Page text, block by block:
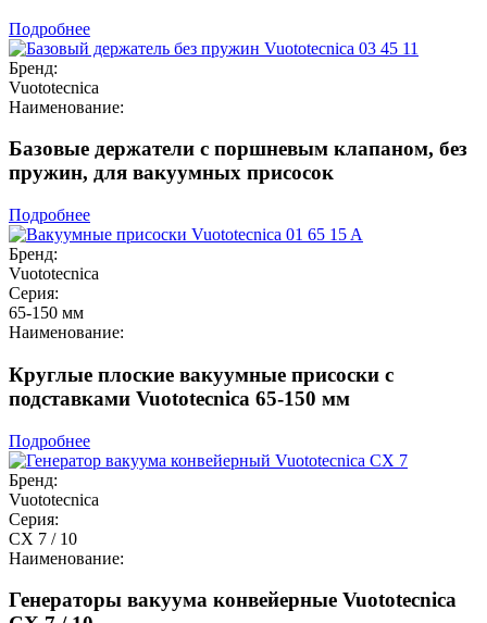
Подробнее
Бренд:
Vuototecnica
Наименование:
Базовые держатели с поршневым клапаном, без
пружин, для вакуумных присосок
Подробнее
Бренд:
Vuototecnica
Серия:
65-150 мм
Наименование:
Круглые плоские вакуумные присоски с
подставками Vuototecnica 65-150 мм
Подробнее
Бренд:
Vuototecnica
Серия:
CX 7 / 10
Наименование:
Генераторы вакуума конвейерные Vuototecnica